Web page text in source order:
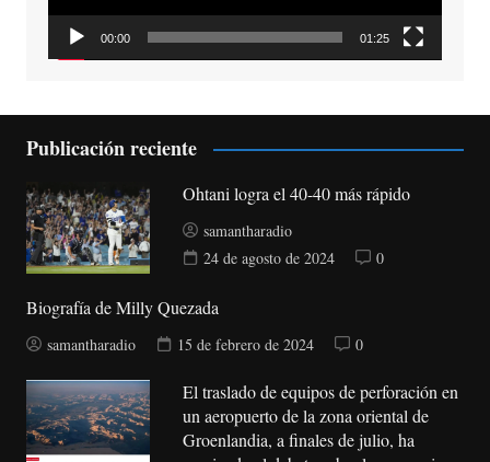
00:00 01:25
Publicación reciente
Ohtani logra el 40-40 más rápido
samantharadio
24 de agosto de 2024
0
Biografía de Milly Quezada
samantharadio 15 de febrero de 2024 0
El traslado de equipos de perforación en
un aeropuerto de la zona oriental de
Groenlandia, a finales de julio, ha